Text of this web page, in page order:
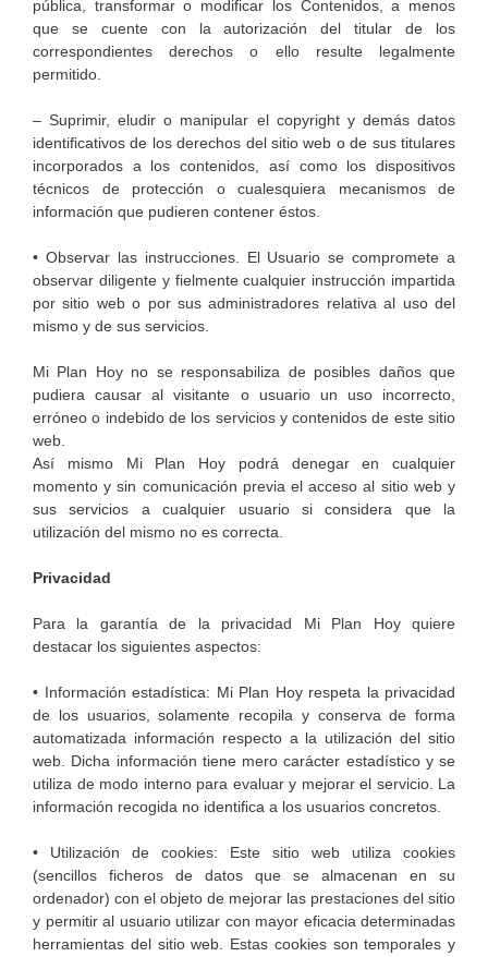
pública, transformar o modificar los Contenidos, a menos
que se cuente con la autorización del titular de los
correspondientes derechos o ello resulte legalmente
permitido.
– Suprimir, eludir o manipular el copyright y demás datos
identificativos de los derechos del sitio web o de sus titulares
incorporados a los contenidos, así como los dispositivos
técnicos de protección o cualesquiera mecanismos de
información que pudieren contener éstos.
• Observar las instrucciones. El Usuario se compromete a
observar diligente y fielmente cualquier instrucción impartida
por sitio web o por sus administradores relativa al uso del
mismo y de sus servicios.
Mi Plan Hoy no se responsabiliza de posibles daños que
pudiera causar al visitante o usuario un uso incorrecto,
erróneo o indebido de los servicios y contenidos de este sitio
web.
Así mismo Mi Plan Hoy podrá denegar en cualquier
momento y sin comunicación previa el acceso al sitio web y
sus servicios a cualquier usuario si considera que la
utilización del mismo no es correcta.
Privacidad
Para la garantía de la privacidad Mi Plan Hoy quiere
destacar los siguientes aspectos:
• Información estadística: Mi Plan Hoy respeta la privacidad
de los usuarios, solamente recopila y conserva de forma
automatizada información respecto a la utilización del sitio
web. Dicha información tiene mero carácter estadístico y se
utiliza de modo interno para evaluar y mejorar el servicio. La
información recogida no identifica a los usuarios concretos.
• Utilización de cookies: Este sitio web utiliza cookies
(sencillos ficheros de datos que se almacenan en su
ordenador) con el objeto de mejorar las prestaciones del sitio
y permitir al usuario utilizar con mayor eficacia determinadas
herramientas del sitio web. Estas cookies son temporales y